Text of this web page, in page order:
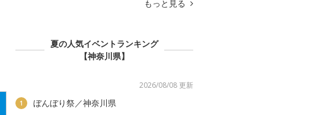
もっと見る
夏の人気イベントランキング
【神奈川県】
2026/08/08 更新
1 ぼんぼり祭／神奈川県